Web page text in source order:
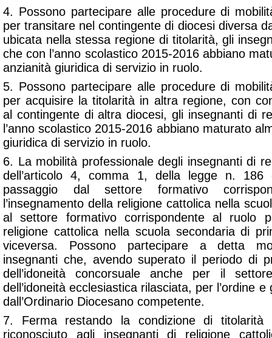
4. Possono partecipare alle procedure di
per transitare nel contingente di diocesi diversa
ubicata nella stessa regione di titolarità, gli
che con l’anno scolastico 2015-2016 abbiano
anzianità giuridica di servizio in ruolo.
5. Possono partecipare alle procedure di
per acquisire la titolarità in altra regione, con
al contingente di altra diocesi, gli insegnanti di
l’anno scolastico 2015-2016 abbiano maturato
giuridica di servizio in ruolo.
6. La mobilità professionale degli insegnanti di
dell’articolo 4, comma 1, della legge n.
passaggio dal settore formativo
l’insegnamento della religione cattolica nella
al settore formativo corrispondente al ruolo
religione cattolica nella scuola secondaria di
viceversa. Possono partecipare a detta
insegnanti che, avendo superato il periodo di
dell’idoneità concorsuale anche per il
dell’idoneità ecclesiastica rilasciata, per l’ordine
dall’Ordinario Diocesano competente.
7. Ferma restando la condizione di
riconosciuto agli insegnanti di religione